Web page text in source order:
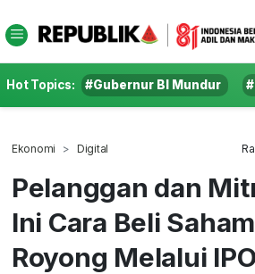
Hot Topics: #Gubernur BI Mundur
Ekonomi Digital
Pelanggan dan
Ini Cara Beli
Royong Melalui